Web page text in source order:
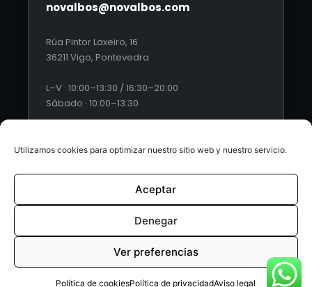
Utilizamos cookies para optimizar nuestro sitio web y nuestro servicio.
Aceptar
Denegar
Ver preferencias
Política de cookiesPolítica de privacidadAviso legal
novalbos@novalbos.com
Rúa Pintor Laxeiro, 16
36211 Vigo, Pontevedra
L–V · 10:00–13:30 / 16:30–20:00
Sábado · 10:00–13:30
© 2026 Novalbos. Todos los derechos reservados. |
web by Esquío
Aviso Legal|Política de Privacidad|Condiciones generales
Políticas de cookies